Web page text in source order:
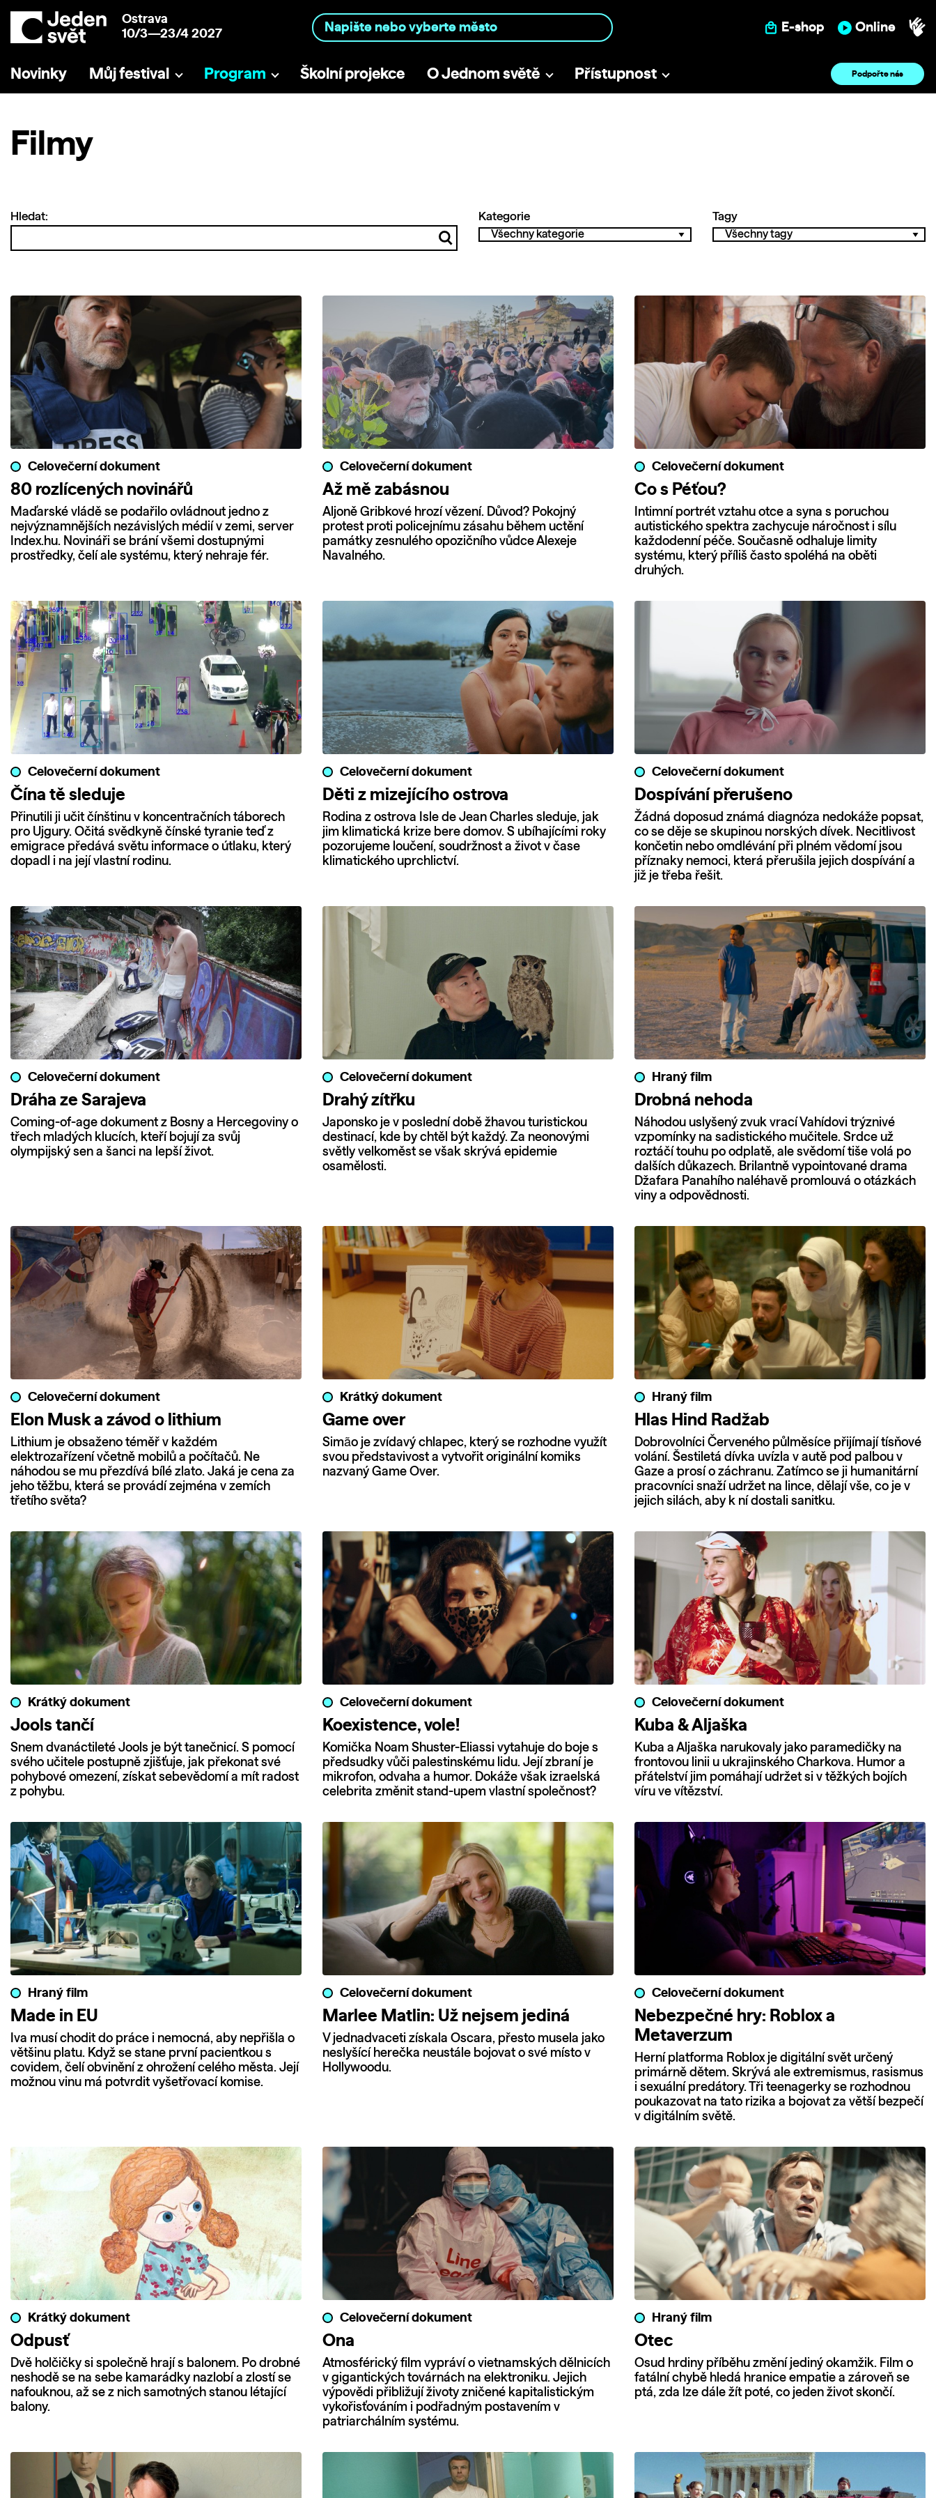
Ostrava
10/3—23/4 2027
E-shop Online
Novinky Můj festival Program Školní projekce O Jednom světě Přístupnost Podpořte nás
Filmy
Hledat: Kategorie Tagy
Celovečerní dokument
80 rozlícených novinářů
Maďarské vládě se podařilo ovládnout jedno z
nejvýznamnějších nezávislých médií v zemi, server
Index.hu. Novináři se brání všemi dostupnými
prostředky, čelí ale systému, který nehraje fér.
Celovečerní dokument
Až mě zabásnou
Aljoně Gribkové hrozí vězení. Důvod? Pokojný
protest proti policejnímu zásahu během uctění
památky zesnulého opozičního vůdce Alexeje
Navalného.
Celovečerní dokument
Co s Péťou?
Intimní portrét vztahu otce a syna s poruchou
autistického spektra zachycuje náročnost i sílu
každodenní péče. Současně odhaluje limity
systému, který příliš často spoléhá na oběti
druhých.
Celovečerní dokument
Čína tě sleduje
Přinutili ji učit čínštinu v koncentračních táborech
pro Ujgury. Očitá svědkyně čínské tyranie teď z
emigrace předává světu informace o útlaku, který
dopadl i na její vlastní rodinu.
Celovečerní dokument
Děti z mizejícího ostrova
Rodina z ostrova Isle de Jean Charles sleduje, jak
jim klimatická krize bere domov. S ubíhajícími roky
pozorujeme loučení, soudržnost a život v čase
klimatického uprchlictví.
Celovečerní dokument
Dospívání přerušeno
Žádná doposud známá diagnóza nedokáže popsat,
co se děje se skupinou norských dívek. Necitlivost
končetin nebo omdlévání při plném vědomí jsou
příznaky nemoci, která přerušila jejich dospívání a
již je třeba řešit.
Celovečerní dokument
Dráha ze Sarajeva
Coming-of-age dokument z Bosny a Hercegoviny o
třech mladých klucích, kteří bojují za svůj
olympijský sen a šanci na lepší život.
Celovečerní dokument
Drahý zítřku
Japonsko je v poslední době žhavou turistickou
destinací, kde by chtěl být každý. Za neonovými
světly velkoměst se však skrývá epidemie
osamělosti.
Hraný film
Drobná nehoda
Náhodou uslyšený zvuk vrací Vahídovi trýznivé
vzpomínky na sadistického mučitele. Srdce už
roztáčí touhu po odplatě, ale svědomí tiše volá po
dalších důkazech. Brilantně vypointované drama
Džafara Panahího naléhavě promlouvá o otázkách
viny a odpovědnosti.
Celovečerní dokument
Elon Musk a závod o lithium
Lithium je obsaženo téměř v každém
elektrozařízení včetně mobilů a počítačů. Ne
náhodou se mu přezdívá bílé zlato. Jaká je cena za
jeho těžbu, která se provádí zejména v zemích
třetího světa?
Krátký dokument
Game over
Simão je zvídavý chlapec, který se rozhodne využít
svou představivost a vytvořit originální komiks
nazvaný Game Over.
Hraný film
Hlas Hind Radžab
Dobrovolníci Červeného půlměsíce přijímají tísňové
volání. Šestiletá dívka uvízla v autě pod palbou v
Gaze a prosí o záchranu. Zatímco se ji humanitární
pracovníci snaží udržet na lince, dělají vše, co je v
jejich silách, aby k ní dostali sanitku.
Krátký dokument
Jools tančí
Snem dvanáctileté Jools je být tanečnicí. S pomocí
svého učitele postupně zjišťuje, jak překonat své
pohybové omezení, získat sebevědomí a mít radost
z pohybu.
Celovečerní dokument
Koexistence, vole!
Komička Noam Shuster-Eliassi vytahuje do boje s
předsudky vůči palestinskému lidu. Její zbraní je
mikrofon, odvaha a humor. Dokáže však izraelská
celebrita změnit stand-upem vlastní společnost?
Celovečerní dokument
Kuba & Aljaška
Kuba a Aljaška narukovaly jako paramedičky na
frontovou linii u ukrajinského Charkova. Humor a
přátelství jim pomáhají udržet si v těžkých bojích
víru ve vítězství.
Hraný film
Made in EU
Iva musí chodit do práce i nemocná, aby nepřišla o
většinu platu. Když se stane první pacientkou s
covidem, čelí obvinění z ohrožení celého města. Její
možnou vinu má potvrdit vyšetřovací komise.
Celovečerní dokument
Marlee Matlin: Už nejsem jediná
V jednadvaceti získala Oscara, přesto musela jako
neslyšící herečka neustále bojovat o své místo v
Hollywoodu.
Celovečerní dokument
Nebezpečné hry: Roblox a
Metaverzum
Herní platforma Roblox je digitální svět určený
primárně dětem. Skrývá ale extremismus, rasismus
i sexuální predátory. Tři teenagerky se rozhodnou
poukazovat na tato rizika a bojovat za větší bezpečí
v digitálním světě.
Krátký dokument
Odpusť
Dvě holčičky si společně hrají s balonem. Po drobné
neshodě se na sebe kamarádky nazlobí a zlostí se
nafouknou, až se z nich samotných stanou létající
balony.
Celovečerní dokument
Ona
Atmosférický film vypráví o vietnamských dělnicích
v gigantických továrnách na elektroniku. Jejich
výpovědi přibližují životy zničené kapitalistickým
vykořisťováním i podřadným postavením v
patriarchálním systému.
Hraný film
Otec
Osud hrdiny příběhu změní jediný okamžik. Film o
fatální chybě hledá hranice empatie a zároveň se
ptá, zda lze dále žít poté, co jeden život skončí.